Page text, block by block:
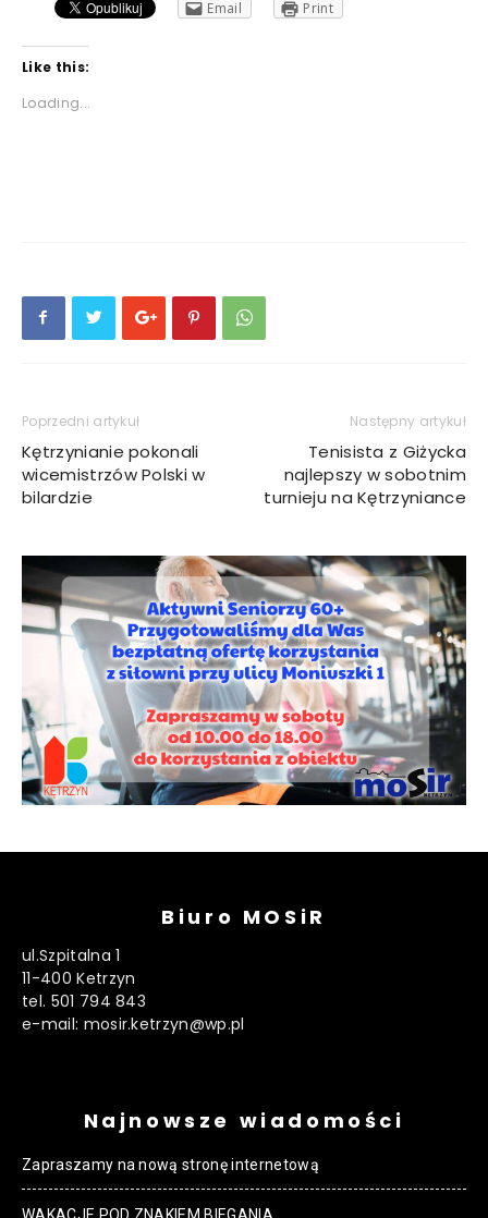
Email
Print
Like this:
Loading...
Poprzedni artykuł
Kętrzynianie pokonali
wicemistrzów Polski w
bilardzie
Następny artykuł
Tenisista z Giżycka
najlepszy w sobotnim
turnieju na Kętrzyniance
Biuro MOSiR
ul.Szpitalna 1
11-400 Ketrzyn
tel. 501 794 843
e-mail: mosir.ketrzyn@wp.pl
Najnowsze wiadomości
Zapraszamy na nową stronę internetową